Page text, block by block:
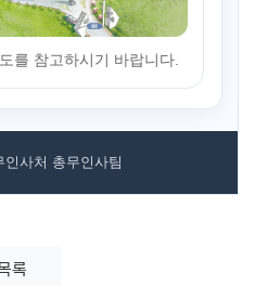
를 참고하시기 바랍니다.
인사처 총무인사팀
록